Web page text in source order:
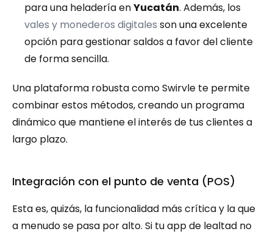
para una heladería en Yucatán
vales y monederos digitales son una excelente
opción para gestionar saldos a favor del cliente
de forma sencilla.
Una plataforma robusta como Swirvle te permite
combinar estos métodos, creando un programa
dinámico que mantiene el interés de tus clientes a
largo plazo.
Integración con el punto de venta (POS)
Esta es, quizás, la funcionalidad más crítica y la que
a menudo se pasa por alto. Si tu app de lealtad no